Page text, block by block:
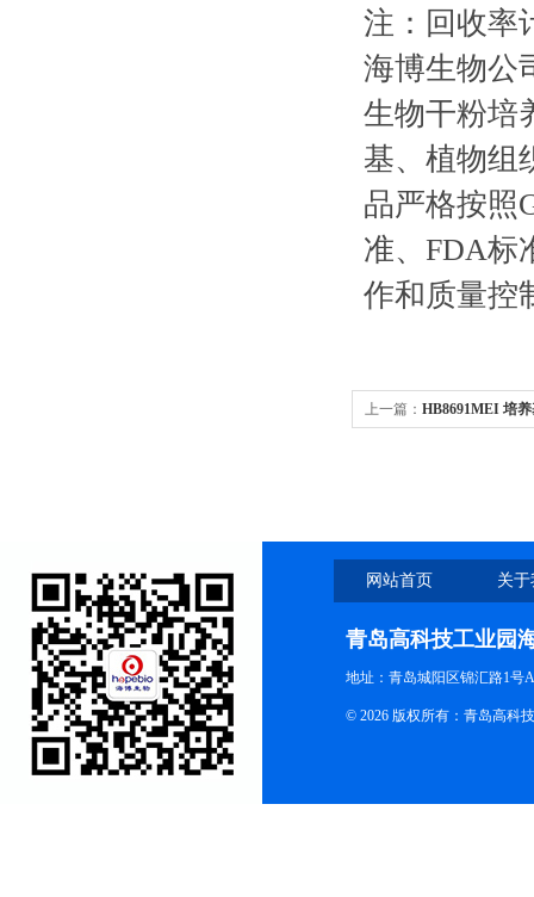
注：回收率
海博生物公
生物干粉培
基、植物组
品严格按照
准、FDA标
作和质量控
上一篇： HB8691MEI 培
网站首页 关
青岛高科技工业园
地址：青岛城阳区锦汇路1号
© 2026 版权所有：青岛高科